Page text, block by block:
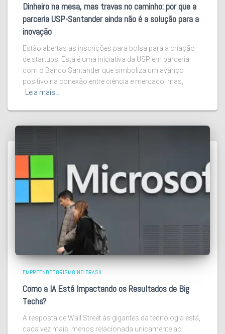
Dinheiro na mesa, mas travas no caminho: por que a
parceria USP-Santander ainda não é a solução para a
inovação
Estão abertas as inscrições para bolsa para a criação
de startups. Esta é uma iniciativa da USP em parceria
com o Banco Santander que simboliza um avanço
positivo na conexão entre ciência e mercado, mas,
Leia mais…
EMPREENDEDORISMO NO BRASIL
Como a IA Está Impactando os Resultados de Big
Techs?
A resposta de Wall Street às gigantes da tecnologia está,
cada vez mais, menos relacionada unicamente ao